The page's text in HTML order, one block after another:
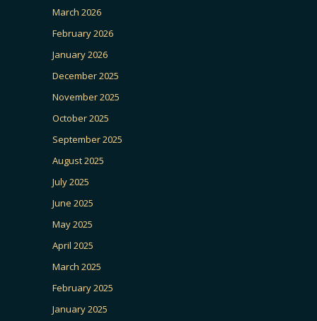
March 2026
February 2026
January 2026
December 2025
November 2025
October 2025
September 2025
August 2025
July 2025
June 2025
May 2025
April 2025
March 2025
February 2025
January 2025